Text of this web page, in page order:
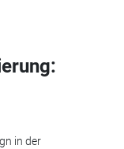
in der